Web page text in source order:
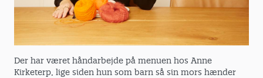
Der har været håndarbejde på menuen hos Anne
Kirketerp, lige siden hun som barn så sin mors hænder